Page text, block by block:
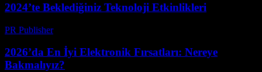
2024’te Beklediğiniz Teknoloji Etkinlikleri
PR Publisher-
2026’da En İyi Elektronik Fırsatları: Nereye
Bakmalıyız?